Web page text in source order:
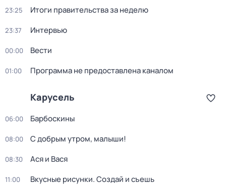
23:25 Итоги правительства за неделю
23:37 Интервью
00:00 Вести
01:00 Программа не предоставлена каналом
Карусель
06:00 Барбоскины
08:00 С добрым утром, малыши!
08:30 Ася и Вася
11:00 Вкусные рисунки. Создай и съешь